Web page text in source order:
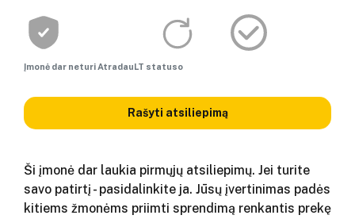
Įmonė dar neturi AtradauLT statuso
Rašyti atsiliepimą
Ši įmonė dar laukia pirmųjų atsiliepimų. Jei turite
savo patirtį - pasidalinkite ja. Jūsų įvertinimas padės
kitiems žmonėms priimti sprendimą renkantis prekę